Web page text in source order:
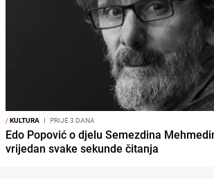
/KULTURA I PRIJE 3 DANA
Edo Popović o djelu Semezdina
vrijedan svake sekunde čitanja